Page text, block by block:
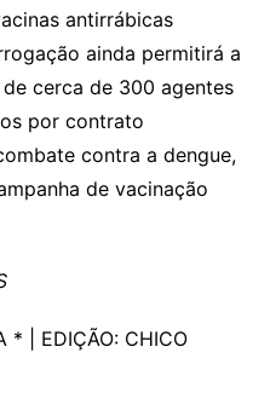
antirrábicas
ainda permitirá a
cerca de 300 agentes
por contrato
contra a dengue,
de vacinação
* | EDIÇÃO: CHICO